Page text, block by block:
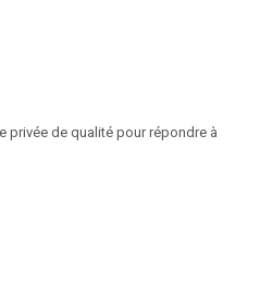
privée de qualité pour répondre à